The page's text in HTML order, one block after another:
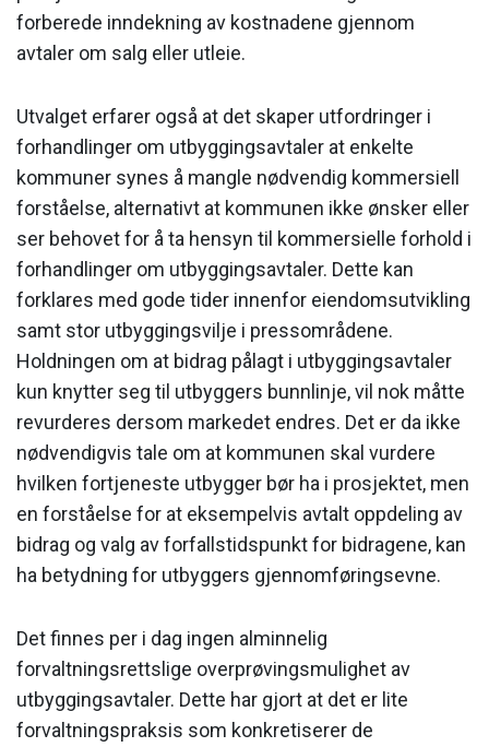
forberede inndekning av kostnadene gjennom
avtaler om salg eller utleie.
Utvalget erfarer også at det skaper utfordringer i
forhandlinger om utbyggingsavtaler at enkelte
kommuner synes å mangle nødvendig kommersiell
forståelse, alternativt at kommunen ikke ønsker eller
ser behovet for å ta hensyn til kommersielle forhold i
forhandlinger om utbyggingsavtaler. Dette kan
forklares med gode tider innenfor eiendomsutvikling
samt stor utbyggingsvilje i pressområdene.
Holdningen om at bidrag pålagt i utbyggingsavtaler
kun knytter seg til utbyggers bunnlinje, vil nok måtte
revurderes dersom markedet endres. Det er da ikke
nødvendigvis tale om at kommunen skal vurdere
hvilken fortjeneste utbygger bør ha i prosjektet, men
en forståelse for at eksempelvis avtalt oppdeling av
bidrag og valg av forfallstidspunkt for bidragene, kan
ha betydning for utbyggers gjennomføringsevne.
Det finnes per i dag ingen alminnelig
forvaltningsrettslige overprøvingsmulighet av
utbyggingsavtaler. Dette har gjort at det er lite
forvaltningspraksis som konkretiserer de